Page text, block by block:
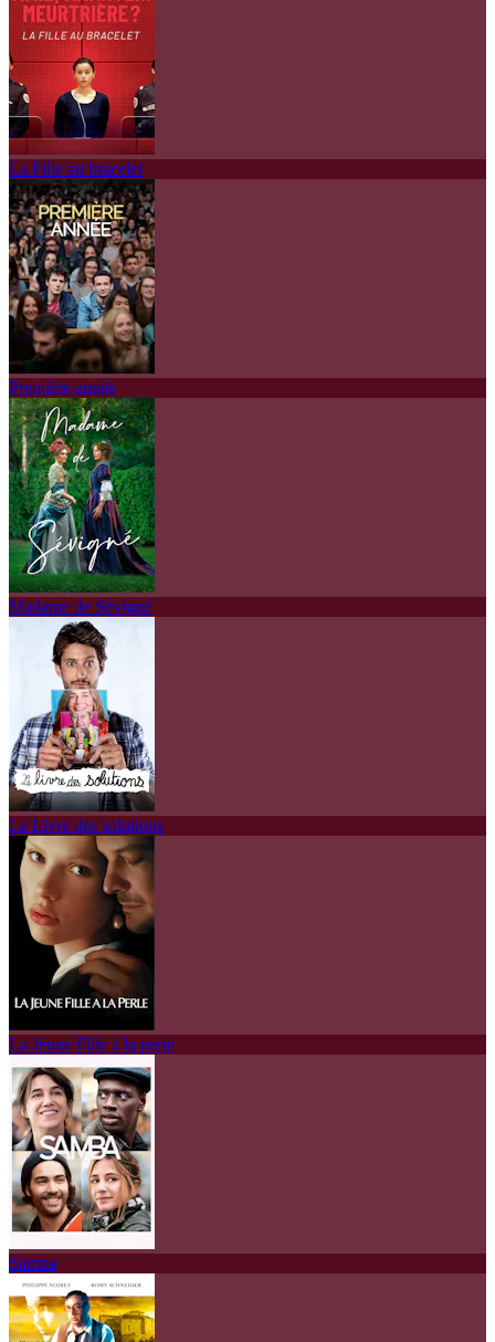
La Fille au bracelet
Première année
Madame de Sévigné
Le Livre des solutions
La Jeune Fille à la perle
Samba